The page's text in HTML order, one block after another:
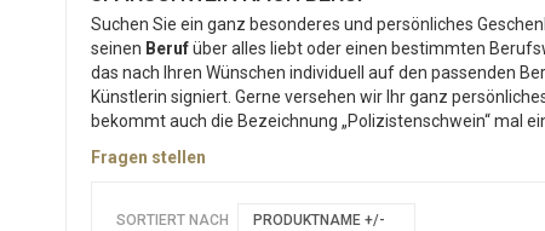
Suchen Sie ein ganz besonderes und persönliches
seinen Berufüber alles liebt oder einen bestimmten
das nach Ihren Wünschen individuell auf den passenden
Künstlerin signiert. Gerne versehen wir Ihr ganz
bekommt auch die Bezeichnung „Polizistenschwein“ mal
Fragen stellen
SORTIERT NACH PRODUKTNAME +/-